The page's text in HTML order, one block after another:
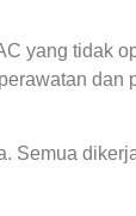
yang tidak
dan
Semua